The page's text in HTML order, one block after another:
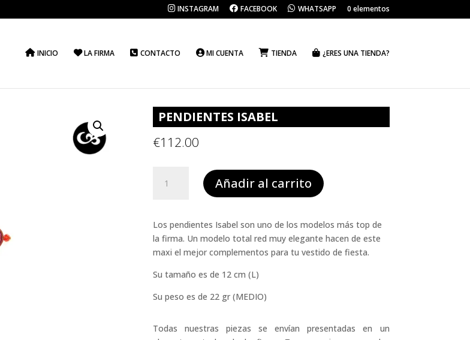
INSTAGRAM FACEBOOK WHATSAPP 0 elementos
INICIO LA FIRMA CONTACTO MI CUENTA TIENDA ¿ERES UNA TIENDA?
PENDIENTES ISABEL
€112.00
ISABEL
Añadir al carrito
Los pendientes Isabel son uno de los modelos más top de
la firma. Un modelo total red muy elegante hacen de este
maxi el mejor complementos para tu vestido de fiesta.
Su tamaño es de 12 cm (L)
Su peso es de 22 gr (MEDIO)
Todas nuestras piezas se envían presentadas en un